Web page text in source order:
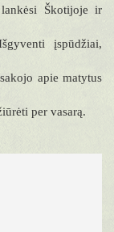
Škotijoje ir
įspūdžiai,
apie matytus
per vasarą.